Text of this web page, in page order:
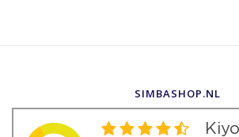
SIMBASHOP.NL